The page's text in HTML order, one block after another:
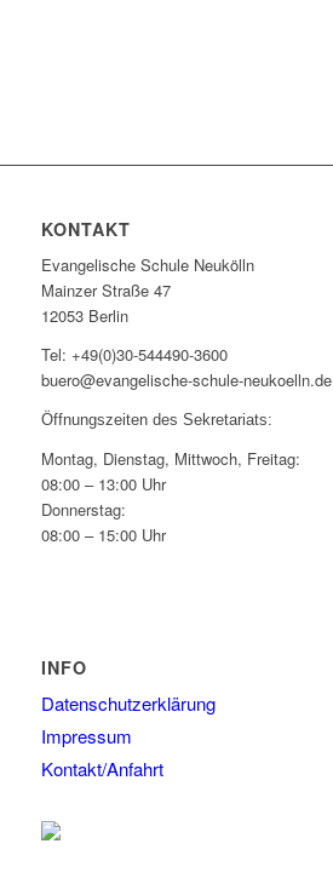
KONTAKT
Evangelische Schule Neukölln
Mainzer Straße 47
12053 Berlin
Tel: +49(0)30-544490-3600
buero@evangelische-schule-neukoelln.de
Öffnungszeiten des Sekretariats:
Montag, Dienstag, Mittwoch, Freitag:
08:00 – 13:00 Uhr
Donnerstag:
08:00 – 15:00 Uhr
INFO
Datenschutzerklärung
Impressum
Kontakt/Anfahrt